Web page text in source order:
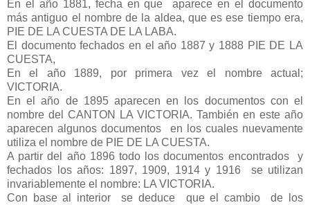
En el año 1881, fecha en que aparece en el documento
más antiguo el nombre de la aldea, que es ese tiempo era,
PIE DE LA CUESTA DE LA LABA.
El documento fechados en el año 1887 y 1888 PIE DE LA
CUESTA,
En el año 1889, por primera vez el nombre actual;
VICTORIA.
En el año de 1895 aparecen en los documentos con el
nombre del CANTON LA VICTORIA. También en este año
aparecen algunos documentos en los cuales nuevamente
utiliza el nombre de PIE DE LA CUESTA.
A partir del año 1896 todo los documentos encontrados y
fechados los años: 1897, 1909, 1914 y 1916 se utilizan
invariablemente el nombre: LA VICTORIA.
Con base al interior se deduce que el cambio de los